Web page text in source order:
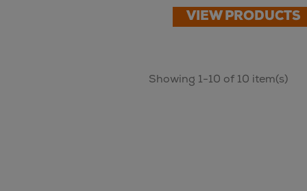
VIEW PRODUCTS
Showing 1-10 of 10 item(s)